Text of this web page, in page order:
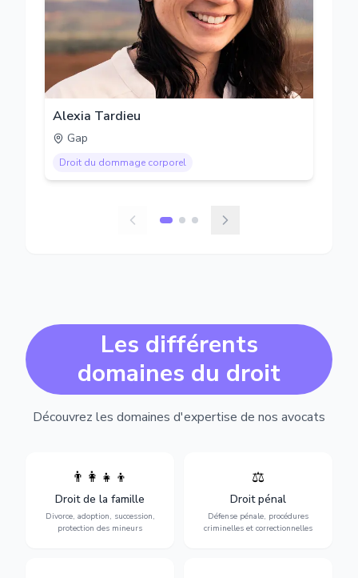
Alexia Tardieu
Gap
Droit du dommage corporel
Les différents
domaines du droit
Découvrez les domaines d'expertise de nos avocats
👨‍👩‍👧‍👦
Droit de la famille
Divorce, adoption, succession,
protection des mineurs
Divorce, garde d'enfants,
adoption, succession et
protection des personnes
vulnérables.
⚖️
Droit pénal
Défense pénale, procédures
criminelles et correctionnelles
Expertise en matière pénale,
vue jusqu'au procès, pour
toute affaire correctionnelle
ou criminelle.